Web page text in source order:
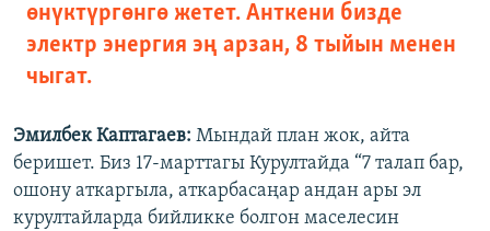
өнүктүргөнгө жетет. Анткени бизде
электр энергия эң арзан, 8 тыйын менен
чыгат.
Эмилбек Каптагаев: Мындай план жок, айта
беришет. Биз 17-марттагы Курултайда “7 талап бар,
ошону аткаргыла, аткарбасаңар андан ары эл
курултайларда бийликке болгон маселесин